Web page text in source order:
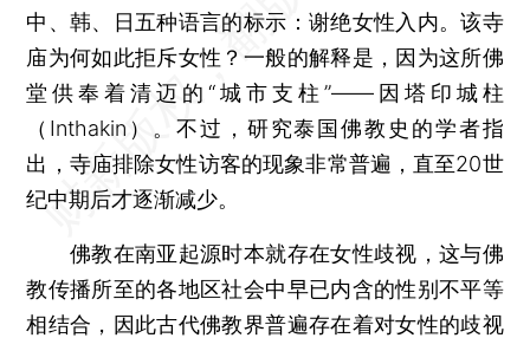
中、韩、日五种语言的标示：谢绝女性入内。该寺
庙为何如此拒斥女性？一般的解释是，因为这所佛
堂供奉着清迈的“城市支柱”——因塔印城柱
（Inthakin）。不过，研究泰国佛教史的学者指
出，寺庙排除女性访客的现象非常普遍，直至20世
纪中期后才逐渐减少。
佛教在南亚起源时本就存在女性歧视，这与佛
教传播所至的各地区社会中早已内含的性别不平等
相结合，因此古代佛教界普遍存在着对女性的歧视